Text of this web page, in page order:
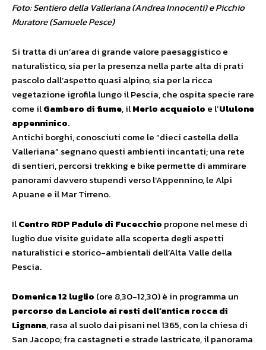
Foto: Sentiero della Valleriana (Andrea Innocenti) e Picchio
Muratore (Samuele Pesce)
Si tratta di un’area di grande valore paesaggistico e
naturalistico, sia per la presenza nella parte alta di prati
pascolo dall’aspetto quasi alpino, sia per la ricca
vegetazione igrofila lungo il Pescia, che ospita specie rare
come ilGambero di fiume, ilMerlo acquaiolo e l’Ululone
appenninico.
Antichi borghi, conosciuti come le “dieci castella della
Valleriana” segnano questi ambienti incantati; una rete
di sentieri, percorsi trekking e bike permette di ammirare
panorami davvero stupendi verso l’Appennino, le Alpi
Apuane e il Mar Tirreno.
IlCentro RDP Padule di Fucecchio propone nel mese di
luglio due visite guidate alla scoperta degli aspetti
naturalistici e storico-ambientali dell’Alta Valle della
Pescia.
Domenica 12 luglio (ore 8,30-12,30) è in programma un
percorso da Lanciole ai resti dell’antica rocca di
Lignana, rasa al suolo dai pisani nel 1365, con la chiesa di
San Jacopo; fra castagneti e strade lastricate, il panorama